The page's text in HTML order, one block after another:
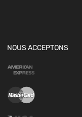
NOUS ACCEPTONS